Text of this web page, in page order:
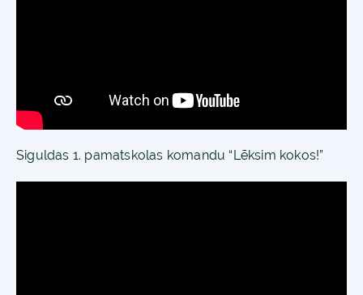
Siguldas 1. pamatskolas komandu “Lēksim kokos!”